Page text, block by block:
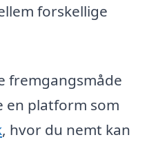
forskellige
fremgangsmåde
en platform som
, hvor du nemt kan